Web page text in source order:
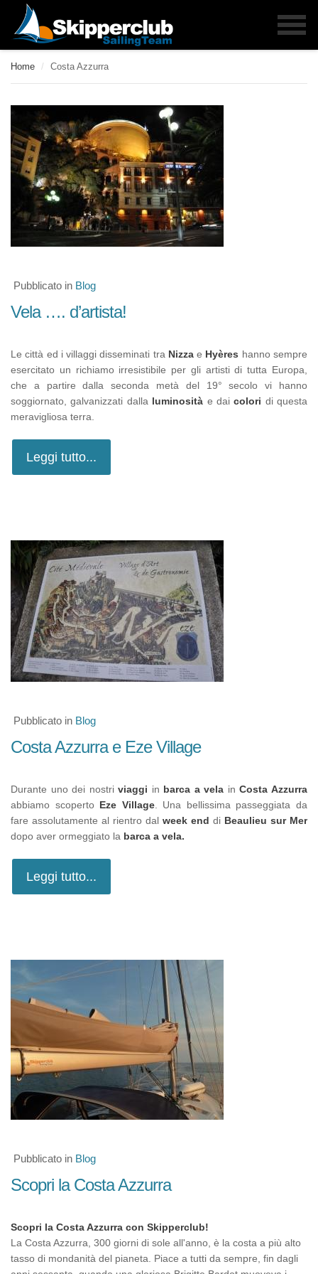
Home / Costa Azzurra
Pubblicato in Blog
Vela …. d’artista!
Le città ed i villaggi disseminati tra Nizzae Hyères hanno sempre
esercitato un richiamo irresistibile per gli artisti di tutta Europa,
che a partire dalla seconda metà del 19° secolo vi hanno
soggiornato, galvanizzati dalla luminosità e daicolori di questa
meravigliosa terra.
Leggi tutto...
Pubblicato in Blog
Costa Azzurra e Eze Village
Durante uno dei nostriviaggi in barca a vela inCosta Azzurra
abbiamo scoperto Eze Village. Una bellissima passeggiata da
fare assolutamente al rientro dal week end di Beaulieu sur Mer
dopo aver ormeggiato la barca a vela.
Leggi tutto...
Pubblicato in Blog
Scopri la Costa Azzurra
Scopri la Costa Azzurra con Skipperclub!
La Costa Azzurra, 300 giorni di sole all'anno, è la costa a più alto
tasso di mondanità del pianeta. Piace a tutti da sempre, fin dagli